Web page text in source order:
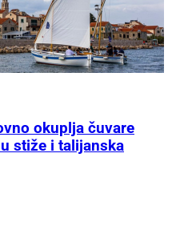
okuplja čuvare
stiže i talijanska